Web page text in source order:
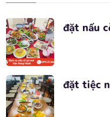
đặt nấu
đặt tiệc